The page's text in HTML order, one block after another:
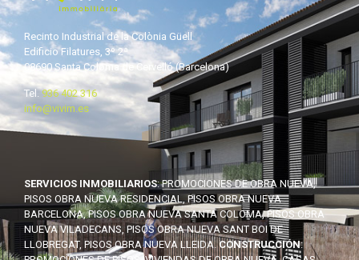
Recinto Industrial de la Colònia Güell
Edificio Filatures, 3º 2ª
08690 Santa Coloma de Cervelló (Barcelona)
Tel.936 402 316
info@vivim.es
SERVICIOS INMOBILIARIOS: PROMOCIONES DE OBRA NUEVA,
PISOS OBRA NUEVA RESIDENCIAL, PISOS OBRA NUEVA
BARCELONA, PISOS OBRA NUEVA SANTA COLOMA, PISOS OBRA
NUEVA VILADECANS, PISOS OBRA NUEVA SANT BOI DE
LLOBREGAT, PISOS OBRA NUEVA LLEIDA.CONSTRUCCIÓN: